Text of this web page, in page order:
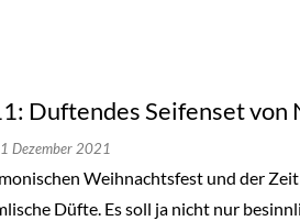
Duftendes Seifenset von
Dezember 2021
Weihnachtsfest und der
Düfte. Es soll ja nicht nur